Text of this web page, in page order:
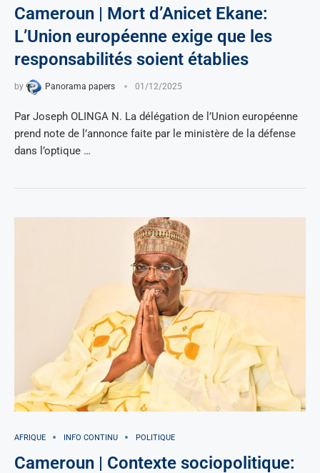
Cameroun | Mort d’Anicet Ekane:
L’Union européenne exige que les
responsabilités soient établies
by Panorama papers 01/12/2025
Par Joseph OLINGA N. La délégation de l’Union européenne
prend note de l’annonce faite par le ministère de la défense
dans l’optique …
AFRIQUE INFO CONTINU POLITIQUE
Cameroun | Contexte sociopolitique: